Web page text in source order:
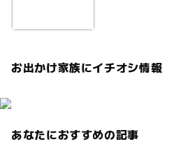
お出かけ家族にイチオシ情報
あなたにおすすめの記事